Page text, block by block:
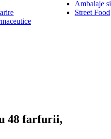
Ambalaje
Street Food
48 farfurii,